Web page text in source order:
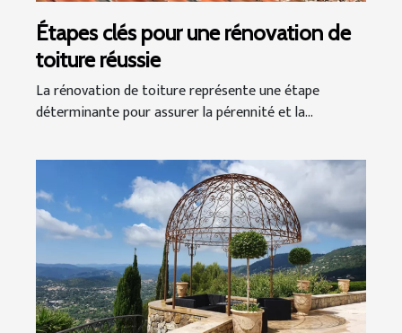
Étapes clés pour une rénovation de
toiture réussie
La rénovation de toiture représente une étape
déterminante pour assurer la pérennité et la...